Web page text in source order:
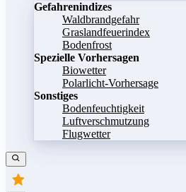
Gefahrenindizes
Waldbrandgefahr
Graslandfeuerindex
Bodenfrost
Spezielle Vorhersagen
Biowetter
Polarlicht-Vorhersage
Sonstiges
Bodenfeuchtigkeit
Luftverschmutzung
Flugwetter